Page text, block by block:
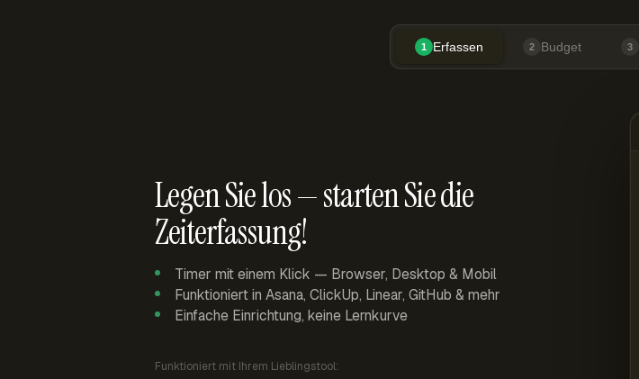
1 Erfassen 2 Budget 3
Legen Sie los — starten Sie die
Zeiterfassung!
Timer mit einem Klick — Browser, Desktop & Mobil
Funktioniert in Asana, ClickUp, Linear, GitHub & mehr
Einfache Einrichtung, keine Lernkurve
Funktioniert mit Ihrem Lieblingstool: